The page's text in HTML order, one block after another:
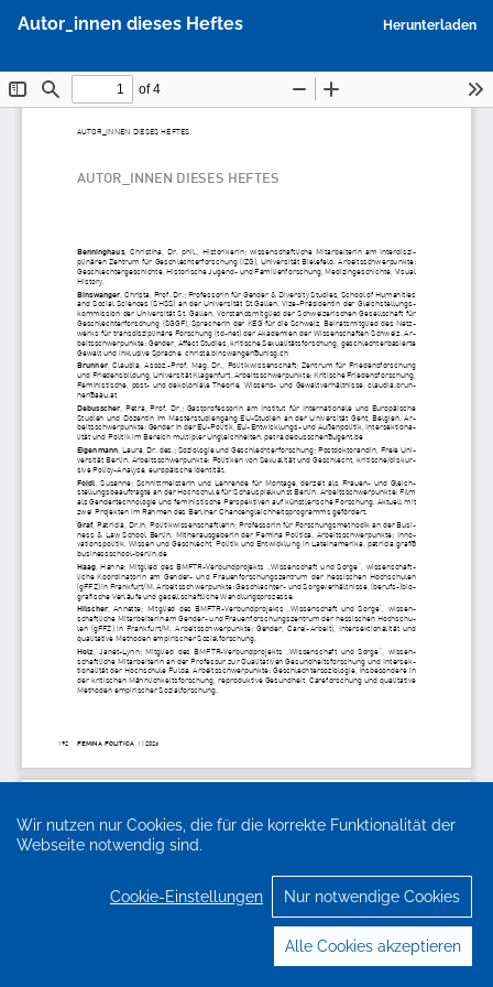
Wir nutzen nur Cookies, die für die korrekte Funktionalität der
Webseite notwendig sind.
Cookie-Einstellungen Nur notwendige Cookies
Alle Cookies akzeptieren
Artikeldetails
Autor_innen dieses Heftes Herunterladen